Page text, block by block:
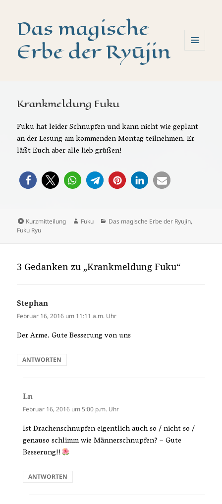
Das magische
Erbe der Ryūjin
Krankmeldung Fuku
Fuku hat leider Schnupfen und kann nicht wie geplant
an der Lesung am kommenden Montag teilnehmen. Er
läßt Euch aber alle lieb grüßen!
Format
Kurzmitteilung Autor
Fuku Kategorien
Das magische Erbe der Ryujin,
Fuku Ryu
3 Gedanken zu „Krankmeldung Fuku“
Stephan
Februar 16, 2016 um 11:11 a.m. Uhr
Der Arme. Gute Besserung von uns
ANTWORTEN
Ln
Februar 16, 2016 um 5:00 p.m. Uhr
Ist Drachenschnupfen eigentlich auch so / nicht so /
genauso schlimm wie Männerschnupfen? – Gute
Besserung!!
ANTWORTEN